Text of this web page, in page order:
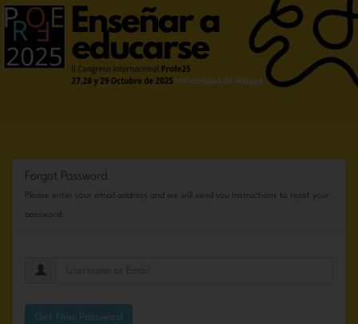
Forgot Password
Please enter your email address and we will send you instructions to reset your
password.
Get New Password